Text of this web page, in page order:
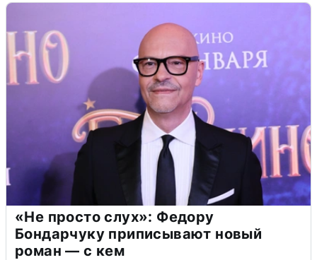
«Не просто слух»: Федору
Бондарчуку приписывают новый
роман — с кем